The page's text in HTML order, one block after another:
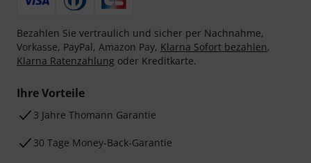
Bezahlen Sie vertraulich und sicher per Nachnahme,
Vorkasse, PayPal, Amazon Pay, Klarna Sofort bezahlen,
Klarna Ratenzahlung oder Kreditkarte.
Ihre Vorteile
3 Jahre Thomann Garantie
30 Tage Money-Back-Garantie